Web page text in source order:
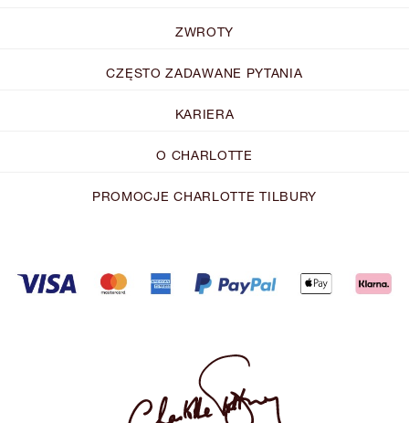
ZWROTY
CZĘSTO ZADAWANE PYTANIA
KARIERA
O CHARLOTTE
PROMOCJE CHARLOTTE TILBURY